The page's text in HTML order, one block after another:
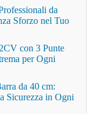
da
Sforzo nel Tuo
con 3 Punte
per Ogni
da 40 cm:
Sicurezza in Ogni